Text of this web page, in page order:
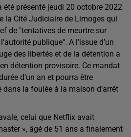
été présenté jeudi 20 octobre 2022
la Cité Judiciaire de Limoges qui
de "tentatives de meurtre sur
publique". A l’issue d’un
des libertés et de la détention a
détention provisoire. Ce mandat
d’un an et pourra être
dans la foulée à la maison d’arrêt
celui que Netflix avait
», âgé de 51 ans a finalement